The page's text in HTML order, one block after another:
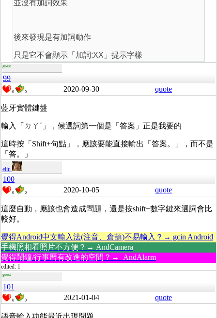
並沒有加詞效果
後來發現是有加詞動作
只是它不會顯示「加詞:XX」提示字樣
guest
99
0 0 2020-09-30 quote
藍牙實體鍵盤
輸入「ㄉㄚˊ」，候選詞第一個是「答案」正是我要的
這時按「Shift+句點」，應該要能直接輸出「答案。」，而不是
「答。」
eliu
100
0 0 2020-10-05 quote
這麼自動，應該也會造成問題，還是按shift+數字鍵來選詞會比
較好。
覺得Android中文輸入法(注音、倉頡)不易輸入？→ gcin Android
手機照相看照片不方便？→ AndCamera
覺得鬧鐘/行事曆有改進的空間？→ AndAlarm
edited: 1
guest
101
0 0 2021-01-04 quote